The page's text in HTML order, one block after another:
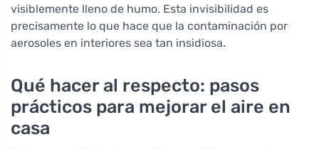
visiblemente lleno de humo. Esta invisibilidad es
precisamente lo que hace que la contaminación por
aerosoles en interiores sea tan insidiosa.
Qué hacer al respecto: pasos
prácticos para mejorar el aire en
casa